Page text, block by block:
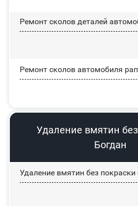
Ремонт сколов деталей
Ремонт сколов автомобиля
Удаление вмятин
Богдан
Удаление вмятин без покраски